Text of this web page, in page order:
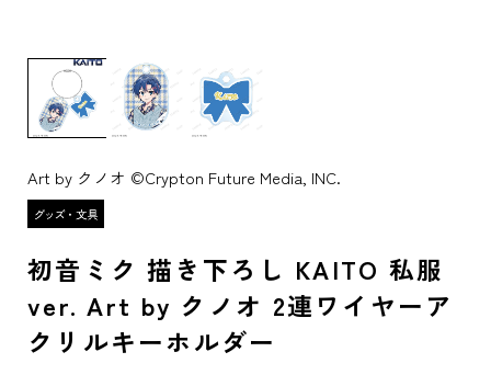
Art by クノオ ©Crypton Future Media, INC.
初音ミク 描き下ろし KAITO 私服
ver. Art by クノオ 2連ワイヤーア
クリルキーホルダー